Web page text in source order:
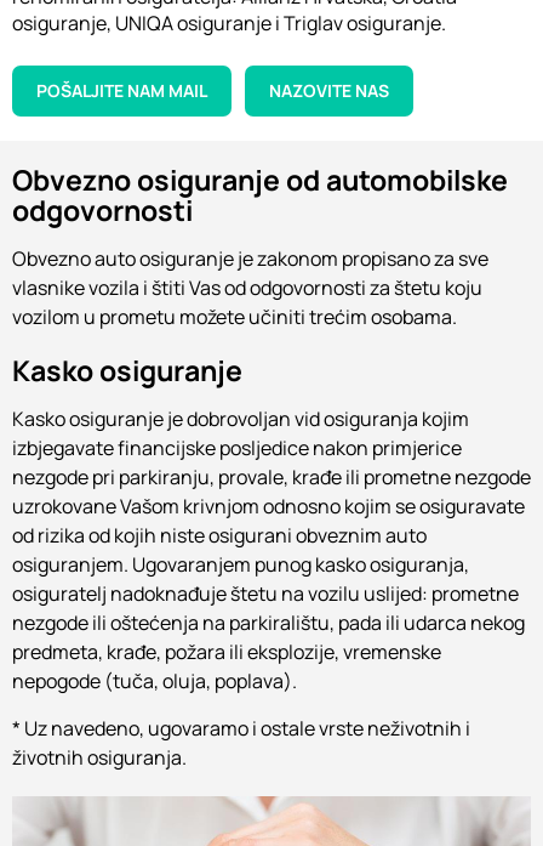
osiguranje, UNIQA osiguranje i Triglav osiguranje.
POŠALJITE NAM MAIL NAZOVITE NAS
Obvezno osiguranje od automobilske
odgovornosti
Obvezno auto osiguranje je zakonom propisano za sve
vlasnike vozila i štiti Vas od odgovornosti za štetu koju
vozilom u prometu možete učiniti trećim osobama.
Kasko osiguranje
Kasko osiguranje je dobrovoljan vid osiguranja kojim
izbjegavate financijske posljedice nakon primjerice
nezgode pri parkiranju, provale, krađe ili prometne nezgode
uzrokovane Vašom krivnjom odnosno kojim se osiguravate
od rizika od kojih niste osigurani obveznim auto
osiguranjem. Ugovaranjem punog kasko osiguranja,
osiguratelj nadoknađuje štetu na vozilu uslijed: prometne
nezgode ili oštećenja na parkiralištu, pada ili udarca nekog
predmeta, krađe, požara ili eksplozije, vremenske
nepogode (tuča, oluja, poplava).
* Uz navedeno, ugovaramo i ostale vrste neživotnih i
životnih osiguranja.